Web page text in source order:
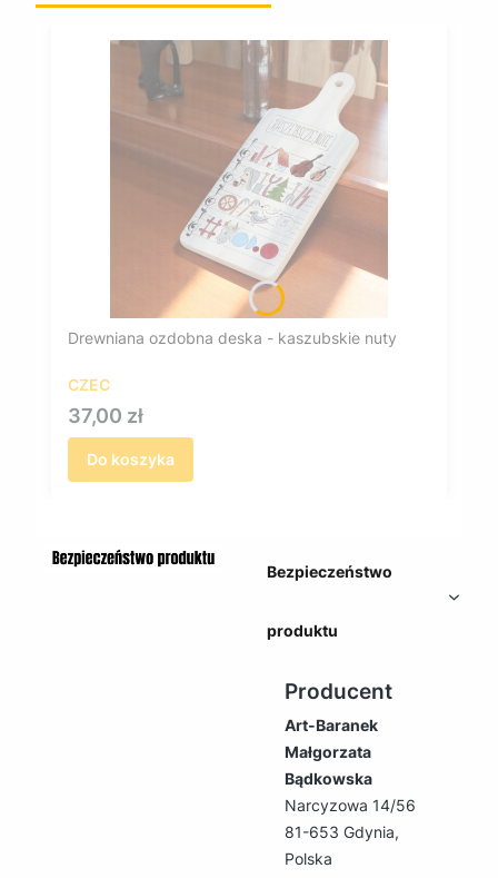
Drewniana ozdobna deska - kaszubskie nuty
CZEC
Cena
37,00 zł
Do koszyka
Bezpieczeństwo
produktu
Producent
Art-Baranek
Małgorzata
Bądkowska
Narcyzowa 14/56
81-653 Gdynia,
Polska